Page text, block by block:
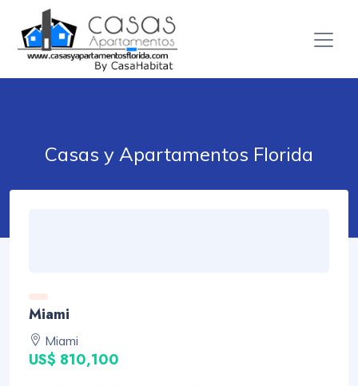
Casas y Apartamentos Florida
Miami
Miami
US$ 810,100